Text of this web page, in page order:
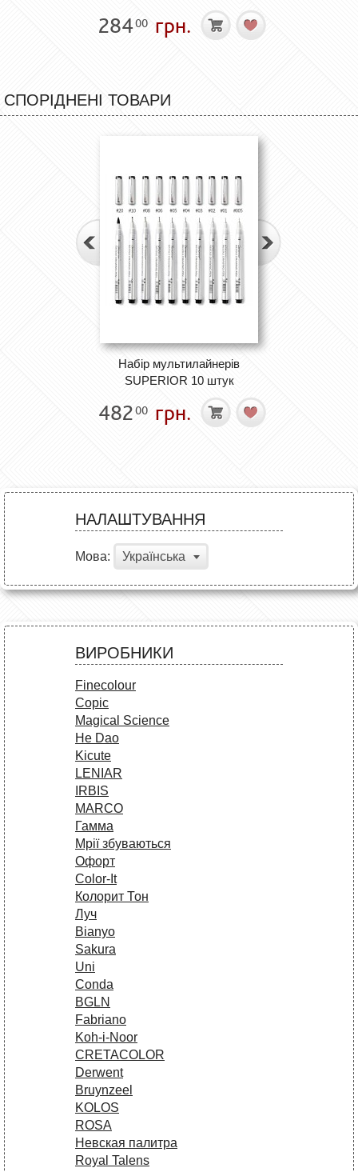
28400 грн.
СПОРІДНЕНІ ТОВАРИ
Набір мультилайнерів
SUPERIOR 10 штук
48200 грн.
НАЛАШТУВАННЯ
Мова: Українська
ВИРОБНИКИ
Finecolour
Copic
Magical Science
He Dao
Kicute
LENIAR
IRBIS
MARCO
Гамма
Мрії збуваються
Офорт
Сolor-It
Колорит Тон
Луч
Bianyo
Sakura
Uni
Conda
BGLN
Fabriano
Koh-i-Noor
CRETACOLOR
Derwent
Bruynzeel
KOLOS
ROSA
Невская палитра
Royal Talens